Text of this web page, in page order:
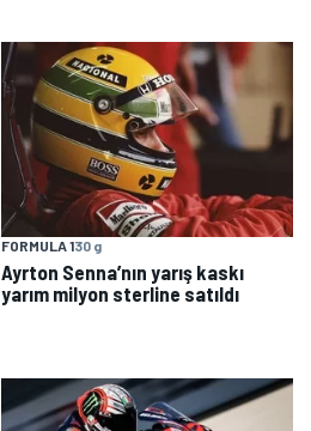
FORMULA 130 g
Ayrton Senna’nın yarış kaskı
yarım milyon sterline satıldı